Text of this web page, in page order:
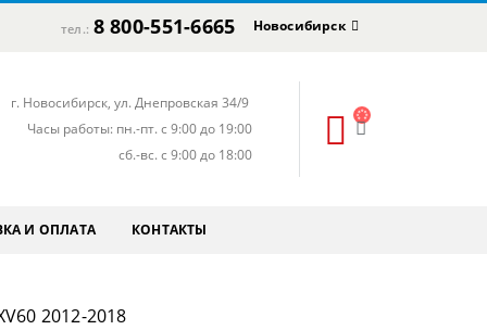
тел.: 8 800-551-6665 Новосибирск
г. Новосибирск, ул. Днепровская 34/9
Часы работы: пн.-пт. с 9:00 до 19:00
сб.-вс. с 9:00 до 18:00
И ОПЛАТА КОНТАКТЫ
2012-2018